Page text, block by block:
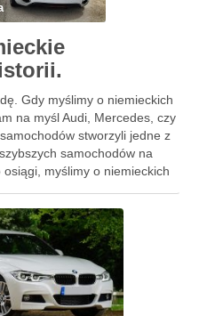
Gdy myślimy o niemieckich
na myśl Audi, Mercedes, czy
stworzyli jedne z
samochodów na
myślimy o niemieckich